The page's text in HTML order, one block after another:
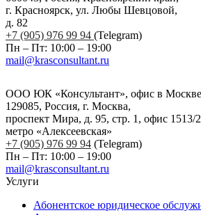
г. Красноярск, ул. Любы Шевцовой,
д. 82
+7 (905) 976 99 94 (Telegram)
Пн – Пт: 10:00 – 19:00
mail@krasconsultant.ru
ООО ЮК «Консультант», офис в Москве
129085, Россия, г. Москва,
проспект Мира, д. 95, стр. 1, офис 1513/2
метро «Алексеевская»
+7 (905) 976 99 94 (Telegram)
Пн – Пт: 10:00 – 19:00
mail@krasconsultant.ru
Услуги
Абонентское юридическое